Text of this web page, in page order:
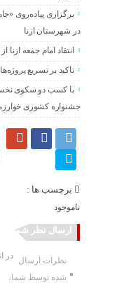
برگزاری پیاده‌روی
در شهرستان ازنا
انتقاد امام جمعه ازنا
تاکید بر تسریع
با کسب دو سکوی
جشنواره کشوری
برچسب ها :
ناموجود
ارسال نظر شما
در
نظرات ارسال
شده توسط شما،